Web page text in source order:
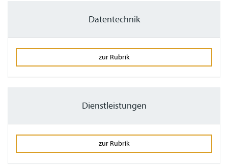
Datentechnik
zur Rubrik
Dienstleistungen
zur Rubrik